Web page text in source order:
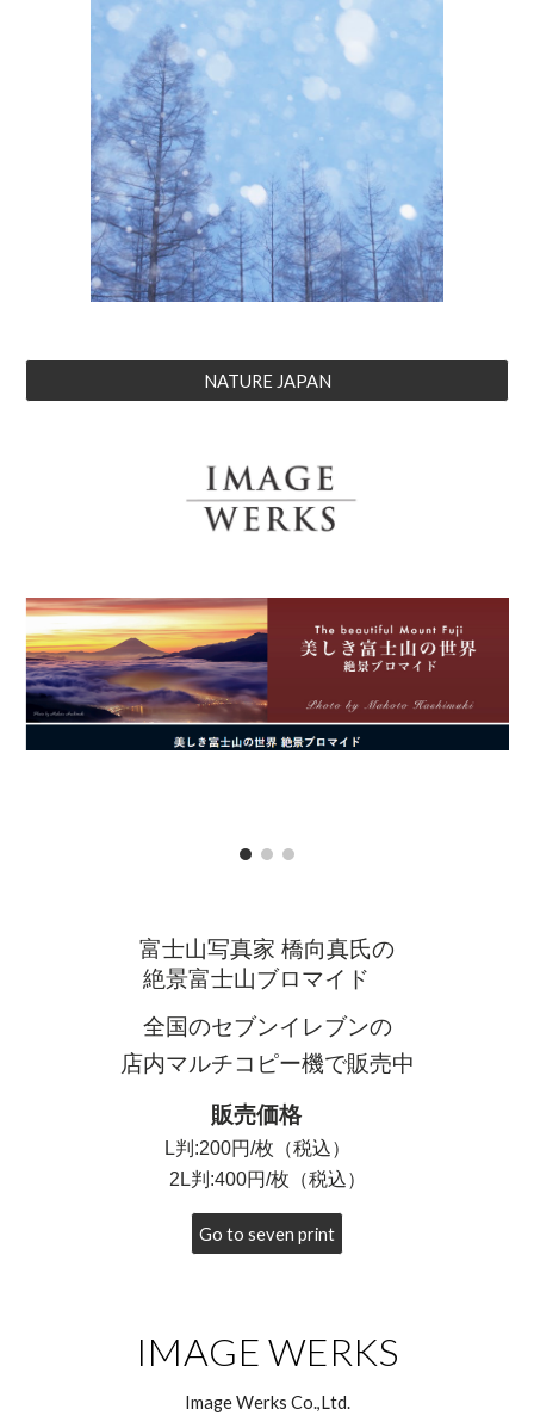
NATURE JAPAN
富士山写真家 橋向真氏の
絶景富士山ブロマイド
全国のセブンイレブンの
店内マルチコピー機で販売中
販売価格
L判:200円/枚（税込）
2L判:400円/枚（税込）
Go to seven print
IMAGE WERKS
Image Werks Co.,Ltd.